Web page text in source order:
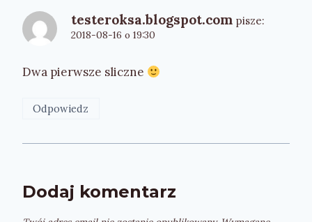
testeroksa.blogspot.com pisze:
2018-08-16 o 19:30
Dwa pierwsze sliczne
Odpowiedz
Dodaj komentarz